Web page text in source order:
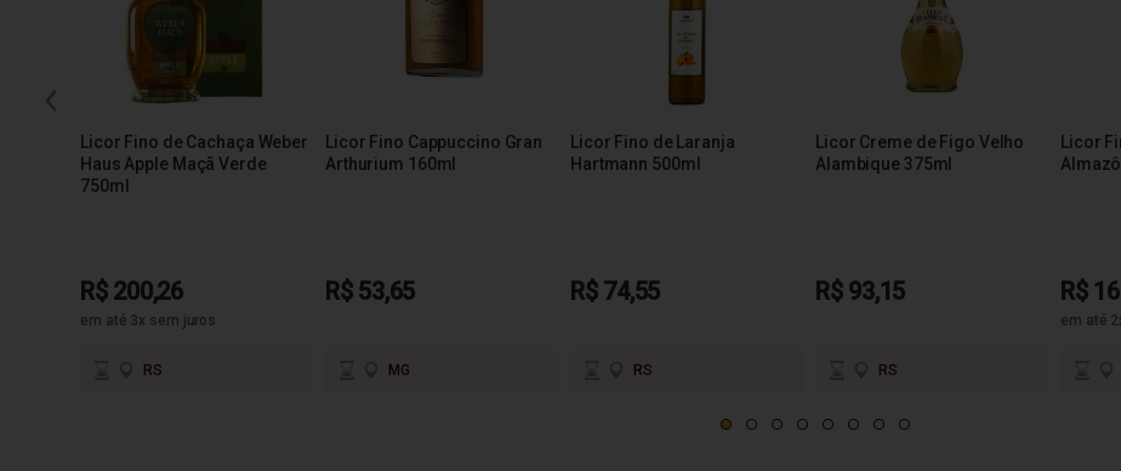
Licor Fino de Cachaça Weber
Haus Apple Maçã Verde
750ml
R$ 200,26
em até 3x sem juros
RS
Licor Fino Cappuccino Gran
Arthurium 160ml
R$ 53,65
MG
Licor Fino de Laranja
Hartmann 500ml
R$ 74,55
RS
Licor Creme de Figo Velho
Alambique 375ml
R$ 93,15
RS
Licor
R$
em até